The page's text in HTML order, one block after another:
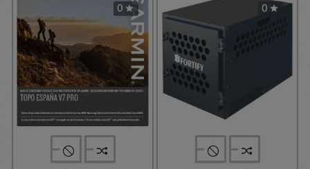
0  0 